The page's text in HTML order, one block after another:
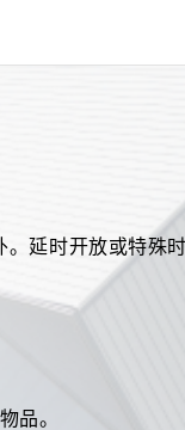
延时开放或特殊时
品。